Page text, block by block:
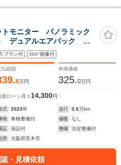
モニター パノラミック
デュアルエアバック フ
ー接続 AC100V パワー
バックモニター ペダ
プラン付 360°画像付
払総額
6万円
本体価格
325.0万円
価ローン 月々14,300円
式 2023年 走行 0.6万km
検
車検整備付 修復
なし
証
保証付 整備
法定整備付
所
大阪府茨木市
・見積依頼